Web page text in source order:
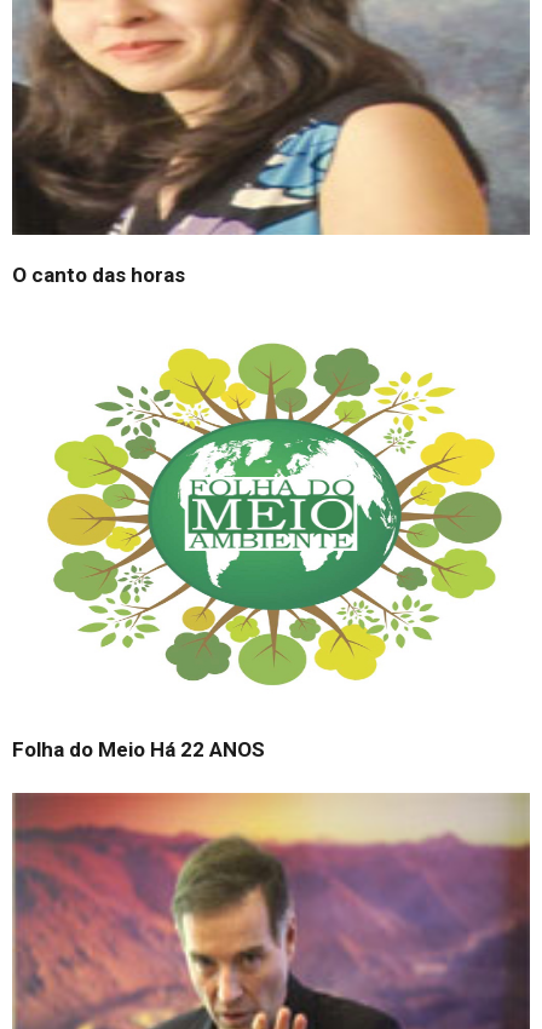
O canto das horas
Folha do Meio Há 22 ANOS